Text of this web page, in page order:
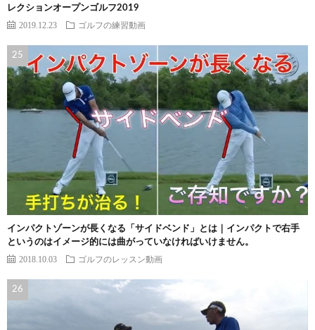
レクションオープンゴルフ2019
2019.12.23 ゴルフの練習動画
インパクトゾーンが長くなる「サイドベンド」とは｜インパクトで右手
というのはイメージ的には曲がっていなければいけません。
2018.10.03 ゴルフのレッスン動画